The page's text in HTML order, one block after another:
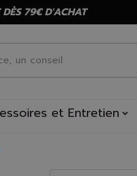
DÈS 79€ D'ACHAT
et Entretien